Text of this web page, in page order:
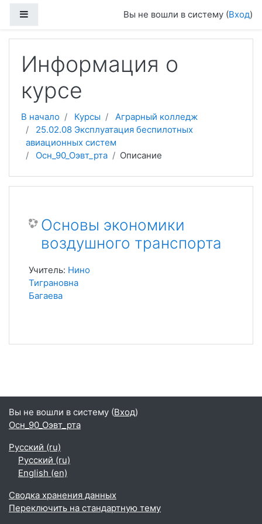
Вы не вошли в систему (Вход)
Информация о
курсе
В начало Курсы
Аграрный колледж
25.02.08 Эксплуатация беспилотных
авиационных систем
Осн_90_Оэвт_рта
Описание
Основы экономики
воздушного транспорта
Учитель: Нино
Тиграновна
Багаева
Вы не вошли в систему (Вход)
Осн_90_Оэвт_рта
Русский ‎(ru)‎
Русский ‎(ru)‎
English ‎(en)‎
Сводка хранения данных
Переключить на стандартную тему